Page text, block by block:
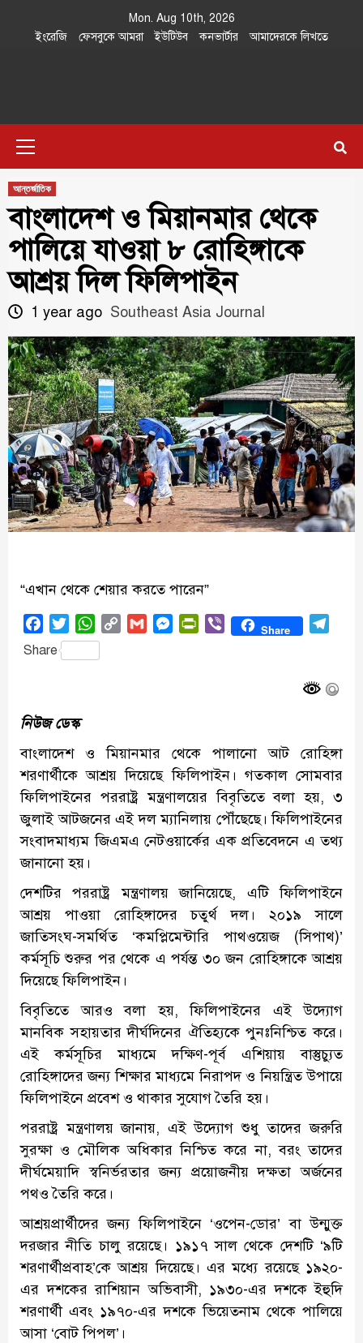
Mon. Aug 10th, 2026
ইংরেজি
ফেসবুকে আমরা ইউটিউব কনভার্টার আমাদেরকে লিখতে
Southeast
Asia Journal
আন্তর্জাতিক
বাংলাদেশ ও মিয়ানমার থেকে
পালিয়ে যাওয়া ৮ রোহিঙ্গাকে
আশ্রয় দিল ফিলিপাইন
1 year ago Southeast Asia Journal
“এখান থেকে শেয়ার করতে পারেন”
FacebookTwitterWhatsApp
Copy
Gmail MessengerPrintFriendly
Viber Share
Share
নিউজ ডেস্ক
বাংলাদেশ ও মিয়ানমার থেকে পালানো আট রোহিঙ্গা
শরণার্থীকে আশ্রয় দিয়েছে ফিলিপাইন। গতকাল সোমবার
ফিলিপাইনের পররাষ্ট্র মন্ত্রণালয়ের বিবৃতিতে বলা হয়, ৩
জুলাই আটজনের এই দল ম্যানিলায় পৌঁছেছে। ফিলিপাইনের
সংবাদমাধ্যম জিএমএ নেটওয়ার্কের এক প্রতিবেদনে এ তথ্য
জানানো হয়।
দেশটির পররাষ্ট্র মন্ত্রণালয় জানিয়েছে, এটি ফিলিপাইনে
আশ্রয় পাওয়া রোহিঙ্গাদের চতুর্থ দল। ২০১৯ সালে
জাতিসংঘ-সমর্থিত ‘কমপ্লিমেন্টারি পাথওয়েজ (সিপাথ)’
কর্মসূচি শুরুর পর থেকে এ পর্যন্ত ৩০ জন রোহিঙ্গাকে আশ্রয়
দিয়েছে ফিলিপাইন।
বিবৃতিতে আরও বলা হয়, ফিলিপাইনের এই উদ্যোগ
মানবিক সহায়তার দীর্ঘদিনের ঐতিহ্যকে পুনঃনিশ্চিত করে।
এই কর্মসূচির মাধ্যমে দক্ষিণ-পূর্ব এশিয়ায় বাস্তুচ্যুত
রোহিঙ্গাদের জন্য শিক্ষার মাধ্যমে নিরাপদ ও নিয়ন্ত্রিত উপায়ে
ফিলিপাইনে প্রবেশ ও থাকার সুযোগ তৈরি হয়।
পররাষ্ট্র মন্ত্রণালয় জানায়, এই উদ্যোগ শুধু তাদের জরুরি
সুরক্ষা ও মৌলিক অধিকার নিশ্চিত করে না, বরং তাদের
দীর্ঘমেয়াদি স্বনির্ভরতার জন্য প্রয়োজনীয় দক্ষতা অর্জনের
পথও তৈরি করে।
আশ্রয়প্রার্থীদের জন্য ফিলিপাইনে ‘ওপেন-ডোর’ বা উন্মুক্ত
দরজার নীতি চালু রয়েছে। ১৯১৭ সাল থেকে দেশটি ‘৯টি
শরণার্থীপ্রবাহ’কে আশ্রয় দিয়েছে। এর মধ্যে রয়েছে ১৯২০-
এর দশকের রাশিয়ান অভিবাসী, ১৯৩০-এর দশকে ইহুদি
শরণার্থী এবং ১৯৭০-এর দশকে ভিয়েতনাম থেকে পালিয়ে
আসা ‘বোট পিপল’।